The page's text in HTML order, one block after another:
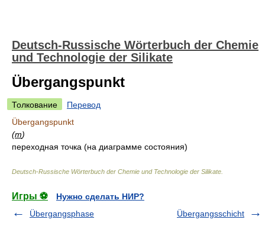
Deutsch-Russische Wörterbuch der Chemie
und Technologie der Silikate
Übergangspunkt
Толкование
Перевод
Übergangspunkt
(m)
переходная точка (на диаграмме состояния)
Deutsch-Russische Wörterbuch der Chemie und Technologie der Silikate
Игры ⚽
Нужно сделать НИР?
Übergangsphase
Übergangsschicht